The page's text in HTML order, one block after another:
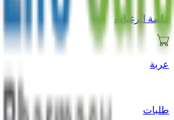
قائمة الرغبات
عربة
طلبات